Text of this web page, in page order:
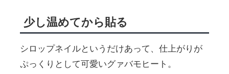
少し温めてから貼る
シロップネイルというだけあって、仕上がりが
ぷっくりとして可愛いグァバモヒート。